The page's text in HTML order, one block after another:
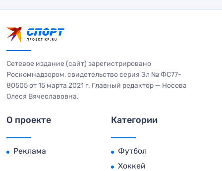
Сетевое издание (сайт) зарегистрировано
Роскомнадзором, свидетельство серия Эл № ФС77-
80505 от 15 марта 2021 г. Главный редактор — Носова
Олеся Вячеславовна.
О проекте
Реклама
Категории
Футбол
Хоккей